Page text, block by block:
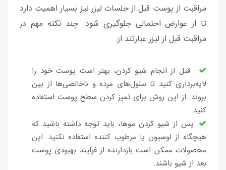
مراقبت از پوست قبل از جلسات لیزر نیز بسیار اهمیت دارد
تا از عوارض احتمالی جلوگیری شود. چند نکته مهم در
مراقبت قبل از لیزر عبارتند از:
قبل از انجام شیو کردن، بهتر است پوست خود را
لایه‌برداری کنید تا سلول‌های مرده و ناخالصی‌ها از بین
بروند. از این روش برای تمیز کردن سطح پوست استفاده
کنید.
پس از شیو کردن موها، باید توجه داشته باشید که
هیچگاه از لوسیون یا مرطوب کننده استفاده نکنید. این
محصولات ممکن است بازدارنده از فرایند بهبودی پوست
بعد از شیو باشند.